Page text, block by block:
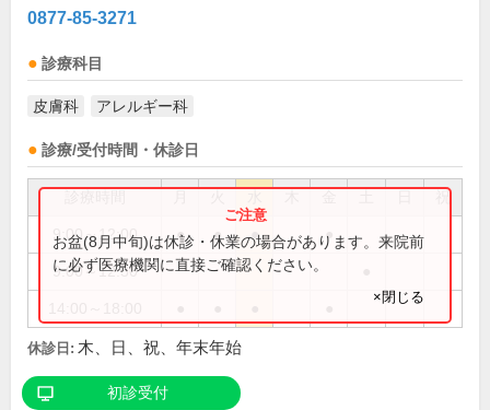
0877-85-3271
診療科目
皮膚科 アレルギー科
診療/受付時間・休診日
祝
9:00～12:00 ● ● ● ●
9:00～12:30
お盆(8月中旬)は休診・休業の場合があります。来院前
に必ず医療機関に直接ご確認ください。
×閉じる
休診日: 木、日、祝、年末年始
初診受付